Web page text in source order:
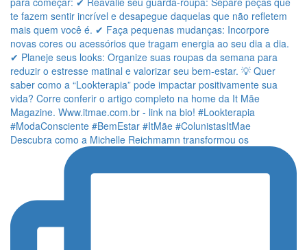
Descubra como a Michelle Reichmamn transformou os